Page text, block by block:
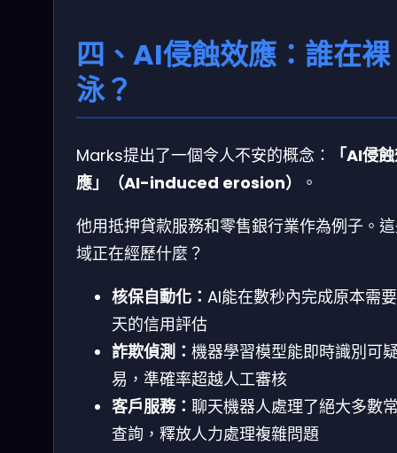
四、AI侵蝕效應：誰在裸
泳？
Marks提出了一個令人不安的概念：
「AI侵
應」（AI-induced erosion）
。
他用抵押貸款服務和零售銀行業作為例子。
域正在經歷什麼？
核保自動化： AI能在數秒內完成原本需
天的信用評估
詐欺偵測： 機器學習模型能即時識別可
易，準確率超越人工審核
客戶服務： 聊天機器人處理了絕大多數
查詢，釋放人力處理複雜問題